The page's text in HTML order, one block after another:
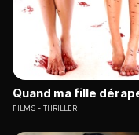
Quand ma fille
FILMS THRILLER